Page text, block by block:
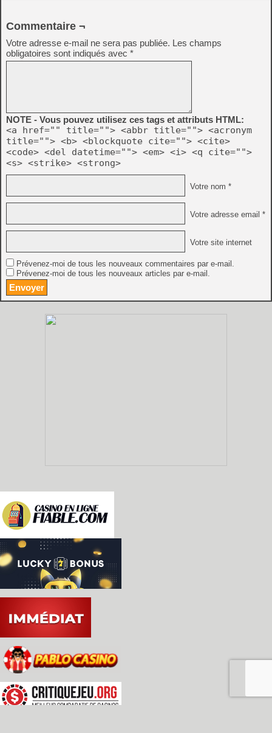
Commentaire ¬
Votre adresse e-mail ne sera pas publiée. Les champs
obligatoires sont indiqués avec *
NOTE - Vous pouvez utilisez ces tags et attributs HTML:
<a href="" title=""> <abbr title=""> <acronym
title=""> <b> <blockquote cite=""> <cite>
<code> <del datetime=""> <em> <i> <q cite="">
<s> <strike> <strong>
Votre nom *
Votre adresse email *
Votre site internet
Prévenez-moi de tous les nouveaux commentaires par e-mail.
Prévenez-moi de tous les nouveaux articles par e-mail.